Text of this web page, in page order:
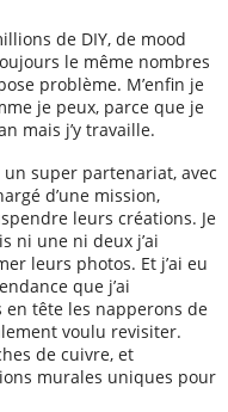
de DIY, de mood
le même nombres
problème. M’enfin je
je peux, parce que je
mais j’y travaille.
un super partenariat, avec
d’une mission,
leurs créations. Je
ni une ni deux j’ai
leurs photos. Et j’ai eu
que j’ai
en tête les napperons de
voulu revisiter.
de cuivre, et
murales uniques pour